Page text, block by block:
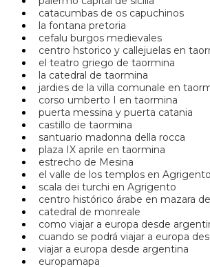
catacumbas de os capuchinos
la fontana pretoria
cefalu burgos medievales
centro hstorico y callejuelas en
el teatro griego de taormina
la catedral de taormina
jardies de la villa comunale en
corso umberto I en taormina
puerta messina y puerta catania
castillo de taormina
santuario madonna della rocca
plaza IX aprile en taormina
estrecho de Mesina
el valle de los templos en Agrigento
scala dei turchi en Agrigento
centro histórico árabe en mazara
catedral de monreale
como viajar a europa desde
cuando se podrá viajar a europa
viajar a europa desde argentina
europamapa